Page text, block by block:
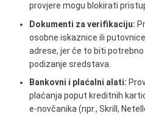
provjere mogu blokirati
Dokumenti za verifikaciju:
osobne iskaznice ili
adrese, jer će to biti
podizanje sredstava.
Bankovni i plaćalni alati:
plaćanja poput kreditnih
e-novčanika (npr., Skrill,